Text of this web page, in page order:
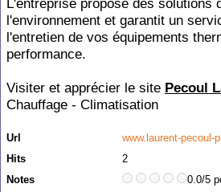
L'entreprise propose des solutions
l'environnement et garantit un
l'entretien de vos équipements
performance.
Visiter et apprécier le site Pecoul
Chauffage - Climatisation
Url
www.laurent-pecoul-
Hits
2
Notes
0.0/5